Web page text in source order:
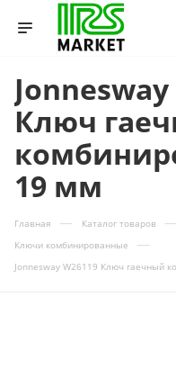
Jonnesway
Ключ
19 мм
Главная — Каталог товаров —
Ключи комбинированные —
Jonnesway W26119 Ключ гаечный